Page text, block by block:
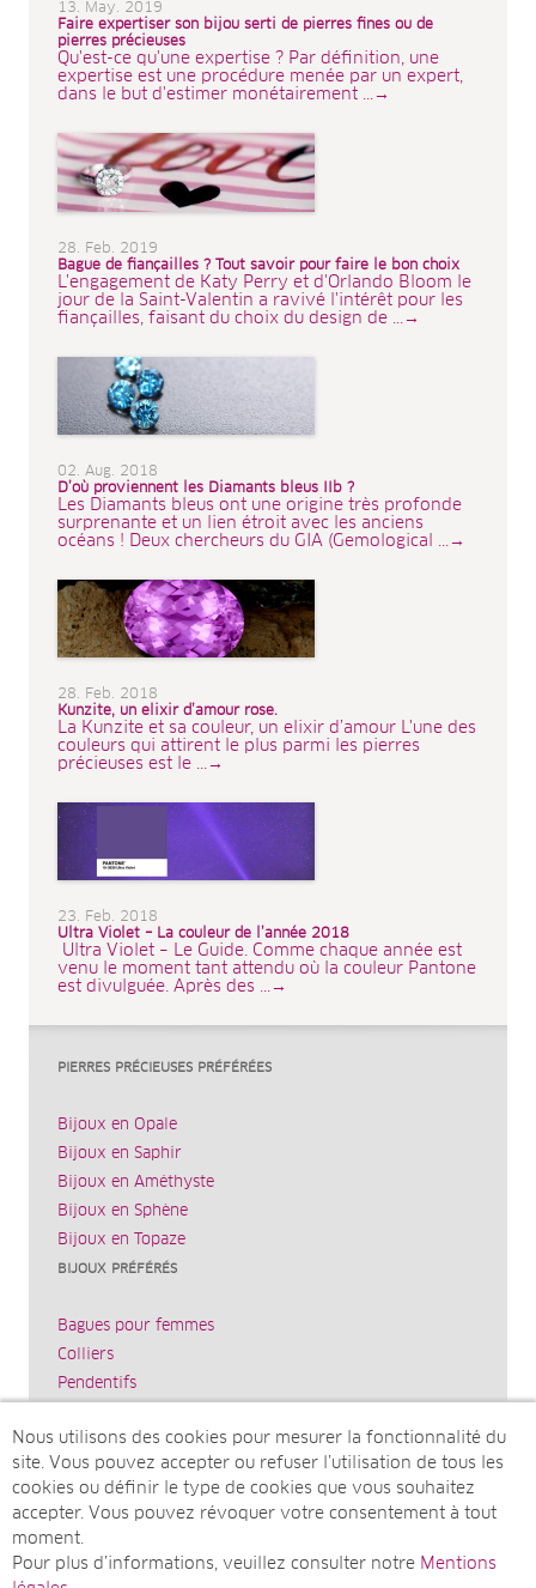
13. May. 2019
Faire expertiser son bijou serti de pierres fines ou de
pierres précieuses
Qu'est-ce qu'une expertise ? Par définition, une
expertise est une procédure menée par un expert,
dans le but d'estimer monétairement ...→
28. Feb. 2019
Bague de fiançailles ? Tout savoir pour faire le bon choix
L'engagement de Katy Perry et d'Orlando Bloom le
jour de la Saint-Valentin a ravivé l'intérêt pour les
fiançailles, faisant du choix du design de ...→
02. Aug. 2018
D’où proviennent les Diamants bleus IIb ?
Les Diamants bleus ont une origine très profonde
surprenante et un lien étroit avec les anciens
océans ! Deux chercheurs du GIA (Gemological ...→
28. Feb. 2018
Kunzite, un elixir d’amour rose.
La Kunzite et sa couleur, un elixir d’amour L'une des
couleurs qui attirent le plus parmi les pierres
précieuses est le ...→
23. Feb. 2018
Ultra Violet – La couleur de l’année 2018
Ultra Violet – Le Guide. Comme chaque année est
venu le moment tant attendu où la couleur Pantone
est divulguée. Après des ...→
PIERRES PRÉCIEUSES PRÉFÉRÉES
Bijoux en Opale
Bijoux en Saphir
Bijoux en Améthyste
Bijoux en Sphène
Bijoux en Topaze
BIJOUX PRÉFÉRÉS
Bagues pour femmes
Colliers
Pendentifs
Boucles d’oreilles
JUWELO
Mentions légales
courrier@juwelo.fr
Partenariat bijoux
Nous utilisons des cookies pour mesurer la fonctionnalité du
site. Vous pouvez accepter ou refuser l’utilisation de tous les
cookies ou définir le type de cookies que vous souhaitez
accepter. Vous pouvez révoquer votre consentement à tout
moment.
Pour plus d’informations, veuillez consulter notre Mentions